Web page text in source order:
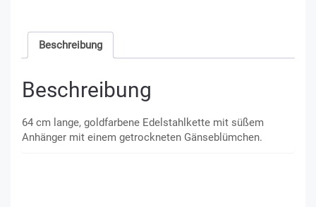
Beschreibung
Beschreibung
64 cm lange, goldfarbene Edelstahlkette mit süßem
Anhänger mit einem getrockneten Gänseblümchen.